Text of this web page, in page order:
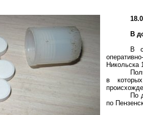
В
В
Никольска
в
По
по